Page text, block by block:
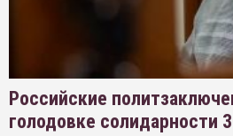
Российские
голодовке солидарности